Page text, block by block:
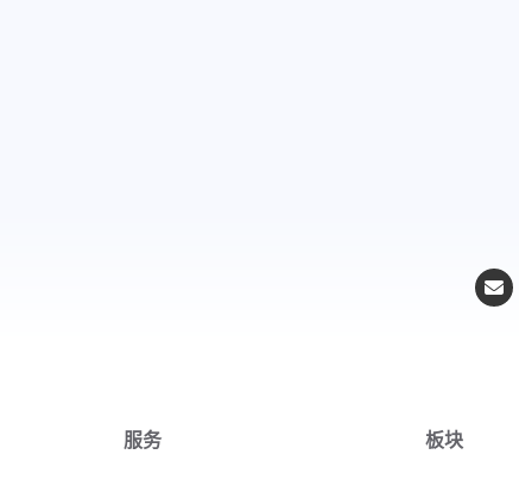
服务 板块